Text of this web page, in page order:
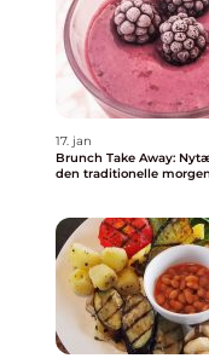
17. jan
Brunch Take Away:
den traditionelle